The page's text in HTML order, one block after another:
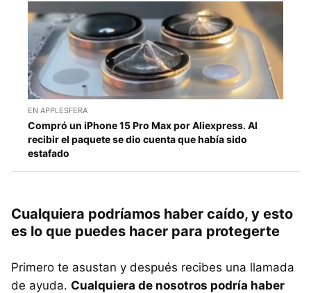
EN APPLESFERA
Compró un iPhone 15 Pro Max por Aliexpress. Al
recibir el paquete se dio cuenta que había sido
estafado
Cualquiera podríamos haber caído, y esto
es lo que puedes hacer para protegerte
Primero te asustan y después recibes una llamada
de ayuda. Cualquiera de nosotros podría haber